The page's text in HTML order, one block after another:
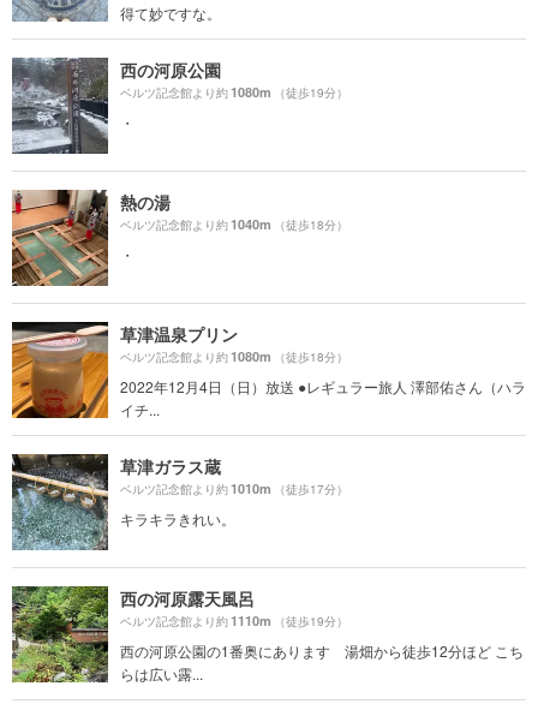
得て妙ですな。
西の河原公園
ベルツ記念館より約1080m （徒歩19分）
・
熱の湯
ベルツ記念館より約1040m （徒歩18分）
・
草津温泉プリン
ベルツ記念館より約1080m （徒歩18分）
2022年12月4日（日）放送 ●レギュラー旅人 澤部佑さん（ハラ
イチ...
草津ガラス蔵
ベルツ記念館より約1010m （徒歩17分）
キラキラきれい。
西の河原露天風呂
ベルツ記念館より約1110m （徒歩19分）
西の河原公園の1番奥にあります 湯畑から徒歩12分ほど こち
らは広い露...